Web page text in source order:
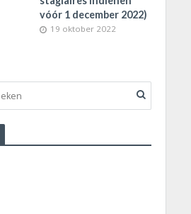
vóór 1 december 2022)
19 oktober 2022